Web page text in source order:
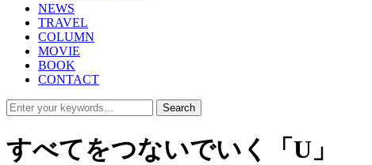
NEWS
TRAVEL
COLUMN
MOVIE
BOOK
CONTACT
すべてをつないでいく「U」